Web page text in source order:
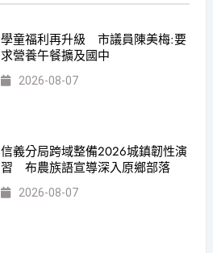
學童福利再升級 市議員陳美梅:要
求營養午餐擴及國中
2026-08-07
信義分局跨域整備2026城鎮韌性演
習 布農族語宣導深入原鄉部落
2026-08-07